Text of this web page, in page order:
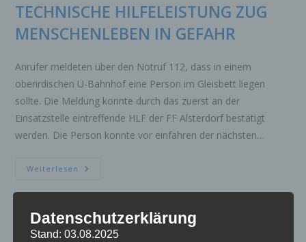
TECHNISCHE HILFELEISTUNG ZUG
MENSCHENLEBEN IN GEFAHR
Anrufer meldeten über den Notruf 112, dass in einem
oberirdischen U-Bahnhof eine Person im Gleisbett liegen
sollte. Die Meldung konnte durch das zuerst an der
Einsatzstelle eintreffende HLF der FF Alsterdorf bestätigt
werden. Die Person konnte vor einfahren der nächsten…
Weiterlesen TECHNISCHE
GEFAHR
FEUER 2.ALARM MENSCHENLEBEN
Datenschutzerklärung
Stand: 03.08.2025